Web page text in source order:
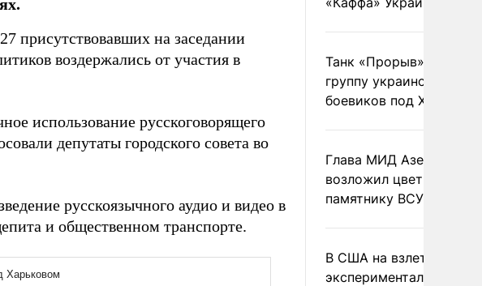
присутствовавших на заседании
воздержались от участия в
использование русскоговорящего
депутаты городского совета во
русскоязычного аудио и видео в
и общественном транспорте.
Танк «Прорыв»
группу украинских
боевиков под
Глава МИД
возложил цветы к
памятнику ВСУ
В США на взлете
экспериментальный